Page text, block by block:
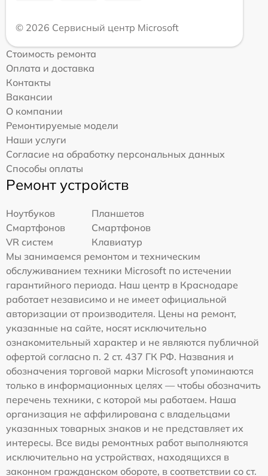
© 2026 Сервисный центр Microsoft
Стоимость ремонта
Оплата и доставка
Контакты
Вакансии
О компании
Ремонтируемые модели
Наши услуги
Согласие на обработку персональных данных
Способы оплаты
Ремонт устройств
Ноутбуков
Планшетов
Смартфонов
Смартфонов
VR систем
Клавиатур
Мы занимаемся ремонтом и техническим
обслуживанием техники Microsoft по истечении
гарантийного периода. Наш центр в Краснодаре
работает независимо и не имеет официальной
авторизации от производителя. Цены на ремонт,
указанные на сайте, носят исключительно
ознакомительный характер и не являются публичной
офертой согласно п. 2 ст. 437 ГК РФ. Названия и
обозначения торговой марки Microsoft упоминаются
только в информационных целях — чтобы обозначить
перечень техники, с которой мы работаем. Наша
организация не аффилирована с владельцами
указанных товарных знаков и не представляет их
интересы. Все виды ремонтных работ выполняются
исключительно на устройствах, находящихся в
законном гражданском обороте, в соответствии со ст.